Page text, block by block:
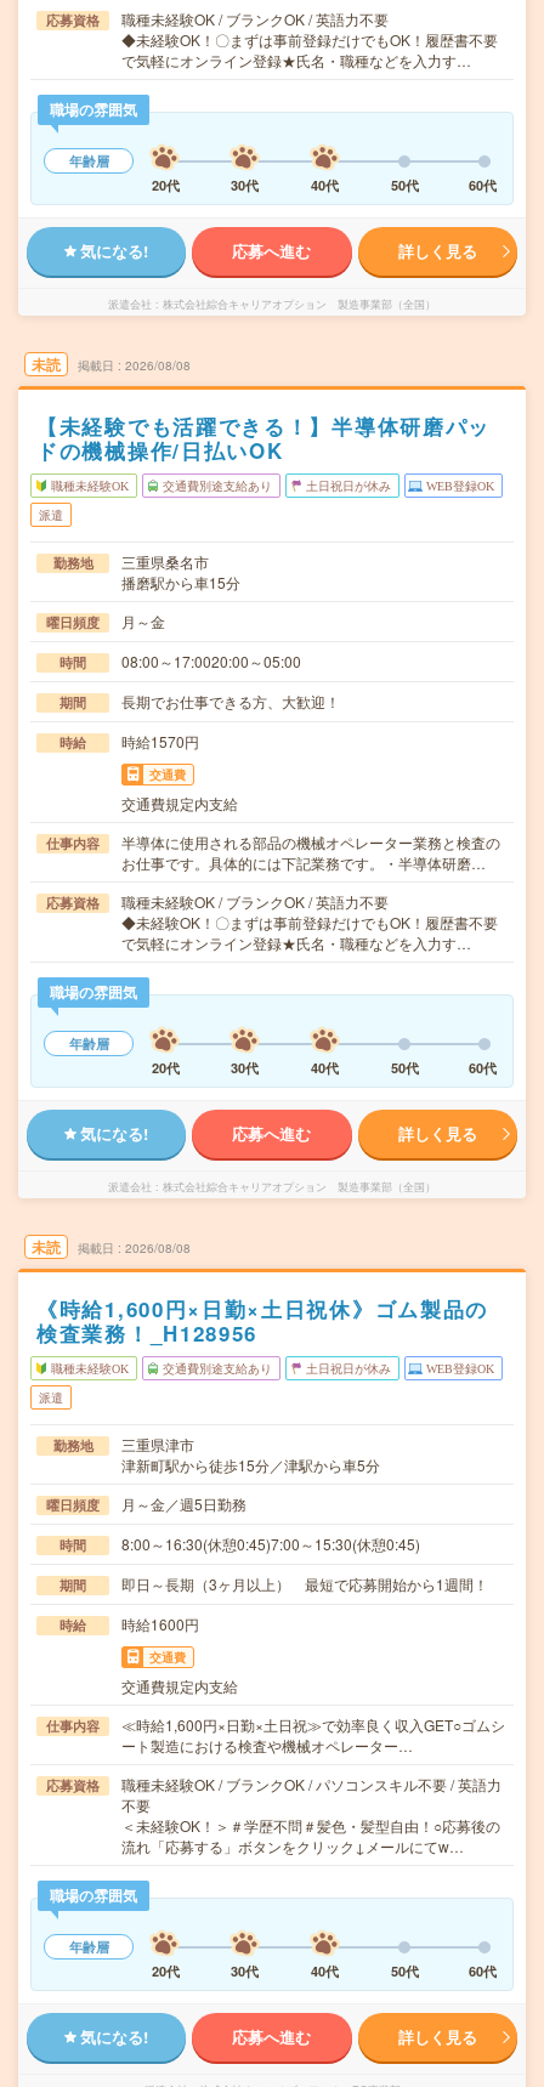
応募資格
職種未経験OK / ブランクOK / 英語力不要
◆未経験OK！〇まずは事前登録だけでもOK！履歴書不要
で気軽にオンライン登録★氏名・職種などを入力す…
職場の雰囲気
年齢層
20代
30代 40代 50代 60代
気になる! 応募へ進む 詳しく見る
派遣会社 株式会社綜合キャリアオプション 製造事業部（全国）
未読 掲載日 2026/08/08
【未経験でも活躍できる！】半導体研磨パッ
ドの機械操作/日払いOK
職種未経験OK 交通費別途支給あり 土日祝日が休み WEB登録OK
派遣
勤務地
三重県桑名市
播磨駅から車15分
曜日頻度 月～金
時間 08:00～17:0020:00～05:00
期間 長期でお仕事できる方、大歓迎！
時給 時給1570円
交通費
交通費規定内支給
仕事内容
半導体に使用される部品の機械オペレーター業務と検査の
お仕事です。具体的には下記業務です。・半導体研磨…
応募資格
職種未経験OK / ブランクOK / 英語力不要
◆未経験OK！〇まずは事前登録だけでもOK！履歴書不要
で気軽にオンライン登録★氏名・職種などを入力す…
職場の雰囲気
年齢層
20代
30代 40代 50代 60代
気になる! 応募へ進む 詳しく見る
派遣会社 株式会社綜合キャリアオプション 製造事業部（全国）
未読 掲載日 2026/08/08
《時給1,600円×日勤×土日祝休》ゴム製品の
検査業務！_H128956
職種未経験OK 交通費別途支給あり 土日祝日が休み WEB登録OK
派遣
勤務地
三重県津市
津新町駅から徒歩15分／津駅から車5分
曜日頻度 月～金／週5日勤務
時間 8:00～16:30(休憩0:45)7:00～15:30(休憩0:45)
期間 即日～長期（3ヶ月以上） 最短で応募開始から1週間！
時給 時給1600円
交通費
交通費規定内支給
仕事内容
≪時給1,600円×日勤×土日祝≫で効率良く収入GET○ゴムシ
ート製造における検査や機械オペレーター…
応募資格
職種未経験OK / ブランクOK / パソコンスキル不要 / 英語力
不要
＜未経験OK！＞＃学歴不問＃髪色・髪型自由！○応募後の
流れ「応募する」ボタンをクリック↓メールにてw…
職場の雰囲気
年齢層
20代
30代 40代 50代 60代
気になる! 応募へ進む 詳しく見る